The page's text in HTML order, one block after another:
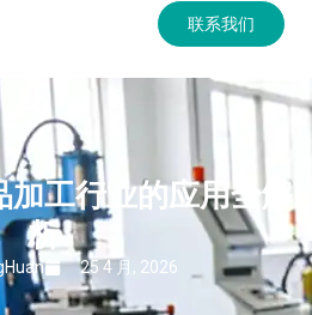
联系我们
加工行业的应用全解
析
25 4 月, 2026